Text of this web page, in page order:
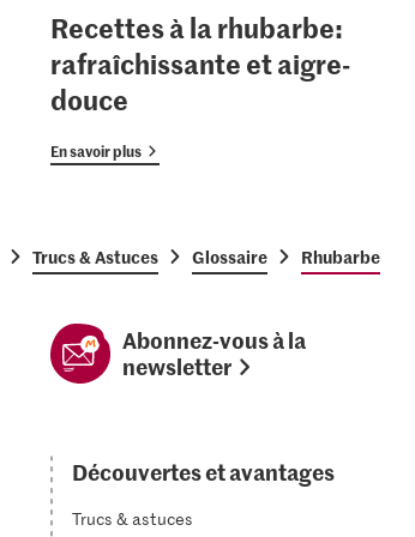
Recettes à la rhubarbe:
rafraîchissante et aigre-
douce
En savoir plus
Trucs & Astuces Glossaire Rhubarbe
Abonnez-vous à la
newsletter
Découvertes et avantages
Trucs & astuces